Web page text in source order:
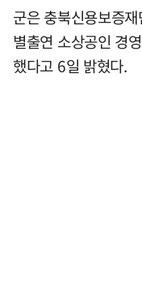
군은 충북신용보증
별출연 소상공인 경
했다고 6일 밝혔다.